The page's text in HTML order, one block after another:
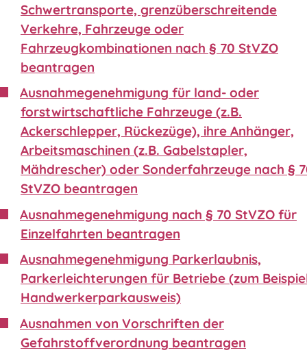
Schwertransporte, grenzüberschreitende
Verkehre, Fahrzeuge oder
Fahrzeugkombinationen nach § 70 StVZO
beantragen
Ausnahmegenehmigung für land- oder
forstwirtschaftliche Fahrzeuge (z.B.
Ackerschlepper, Rückezüge), ihre Anhänger,
Arbeitsmaschinen (z.B. Gabelstapler,
Mähdrescher) oder Sonderfahrzeuge nach §
StVZO beantragen
Ausnahmegenehmigung nach § 70 StVZO für
Einzelfahrten beantragen
Ausnahmegenehmigung Parkerlaubnis,
Parkerleichterungen für Betriebe (zum
Handwerkerparkausweis)
Ausnahmen von Vorschriften der
Gefahrstoffverordnung beantragen